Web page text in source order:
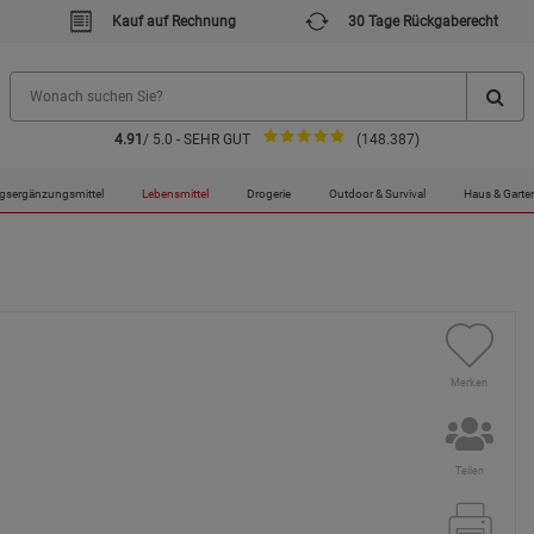
Kauf auf Rechnung 30 Tage Rückgaberecht
4.91 / 5.0 - SEHR GUT (148.387)
Lebensmittel Drogerie Outdoor & Survival Haus &
Merken
Teilen